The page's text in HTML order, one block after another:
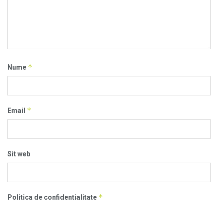
Nume *
Email *
Sit web
Politica de confidentialitate *